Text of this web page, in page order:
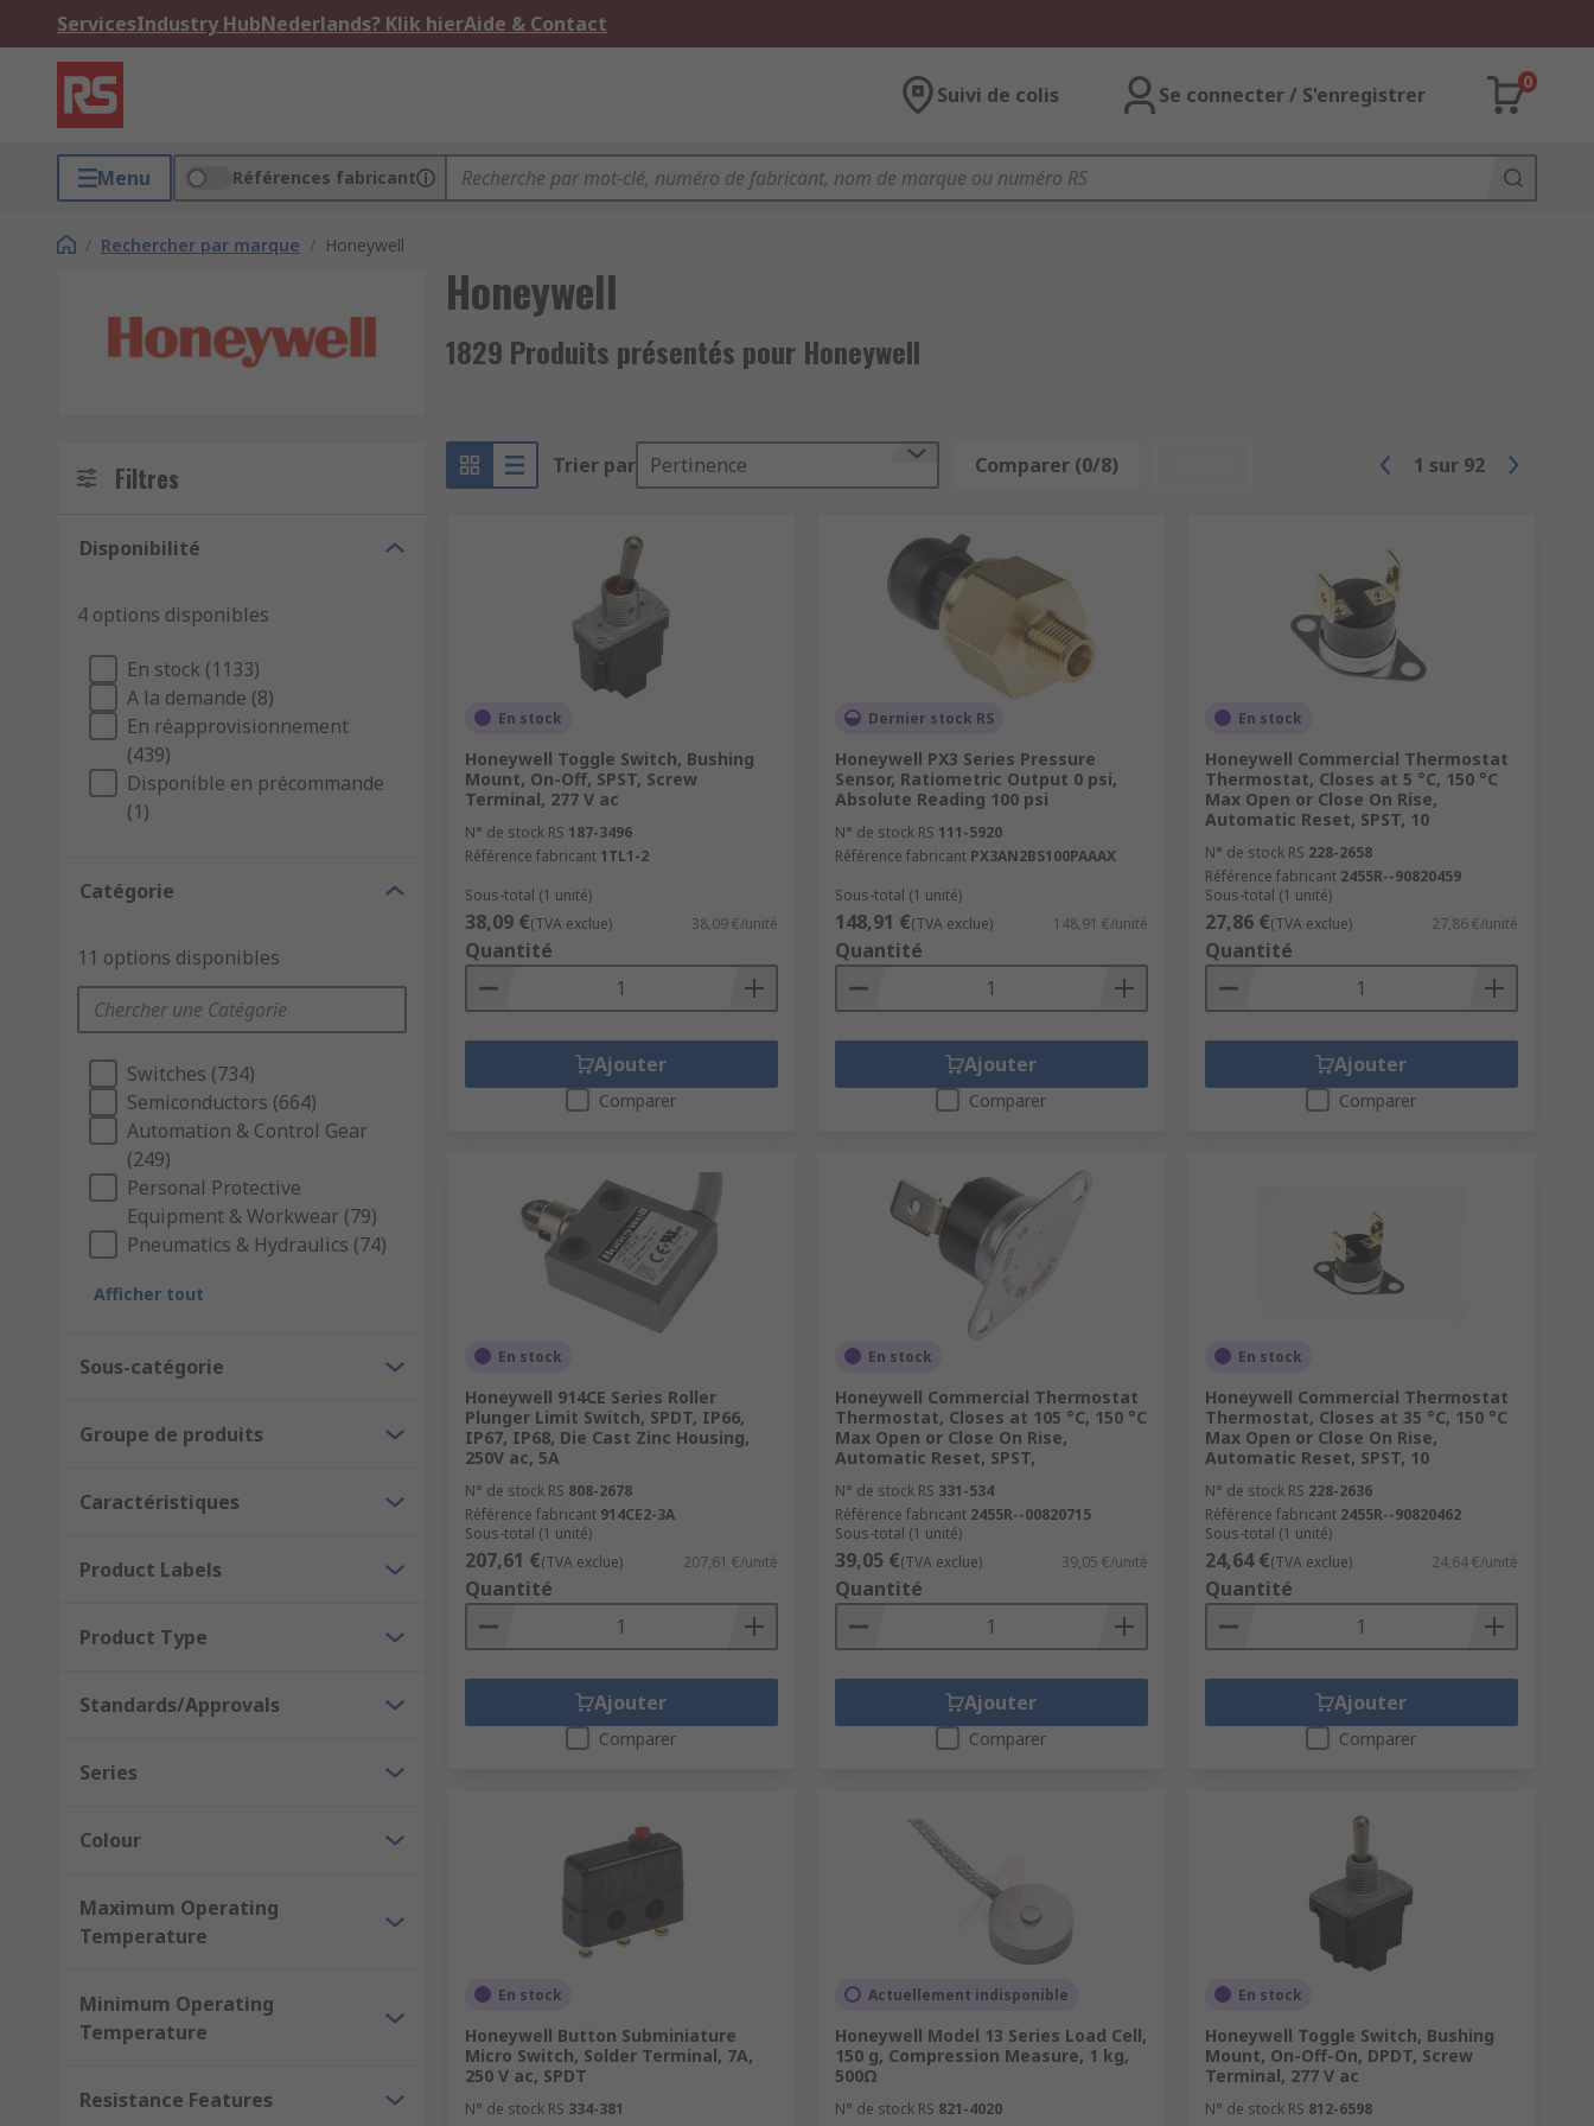
ServicesIndustry HubNederlands? Klik hierAide & Contact
Suivi de colis Se connecter / S'enregistrer
0
Menu Références fabricant
/ Rechercher par marque / Honeywell
Honeywell
1829 Produits présentés pour Honeywell
Filtres
Disponibilité
4 options disponibles
En stock (1133)
A la demande (8)
En réapprovisionnement
(439)
Disponible en précommande
(1)
Catégorie
11 options disponibles
Switches (734)
Semiconductors (664)
Automation & Control Gear
(249)
Personal Protective
Equipment & Workwear (79)
Pneumatics & Hydraulics (74)
Afficher tout
Sous-catégorie
Groupe de produits
Caractéristiques
Product Labels
Product Type
Standards/Approvals
Series
Colour
Maximum Operating
Temperature
Minimum Operating
Temperature
Resistance Features
Trier par Pertinence Comparer (0/8) 1 sur 92
En stock
Honeywell Toggle Switch, Bushing
Mount, On-Off, SPST, Screw
Terminal, 277 V ac
N° de stock RS 187-3496
Référence fabricant 1TL1-2
Sous-total (1 unité)
38,09 €(TVA exclue) 38,09 €/unité
Quantité
Ajouter
Comparer
Dernier stock RS
Honeywell PX3 Series Pressure
Sensor, Ratiometric Output 0 psi,
Absolute Reading 100 psi
N° de stock RS 111-5920
Référence fabricant PX3AN2BS100PAAAX
Sous-total (1 unité)
148,91 €(TVA exclue) 148,91 €/unité
Quantité
Ajouter
Comparer
En stock
Honeywell Commercial Thermostat
Thermostat, Closes at 5 °C, 150 °C
Max Open or Close On Rise,
Automatic Reset, SPST, 10
N° de stock RS 228-2658
Référence fabricant 2455R--90820459
Sous-total (1 unité)
27,86 €(TVA exclue) 27,86 €/unité
Quantité
Ajouter
Comparer
En stock
Honeywell 914CE Series Roller
Plunger Limit Switch, SPDT, IP66,
IP67, IP68, Die Cast Zinc Housing,
250V ac, 5A
N° de stock RS 808-2678
Référence fabricant 914CE2-3A
Sous-total (1 unité)
207,61 €(TVA exclue) 207,61 €/unité
Quantité
Ajouter
Comparer
En stock
Honeywell Commercial Thermostat
Thermostat, Closes at 105 °C, 150 °C
Max Open or Close On Rise,
Automatic Reset, SPST,
N° de stock RS 331-534
Référence fabricant 2455R--00820715
Sous-total (1 unité)
39,05 €(TVA exclue) 39,05 €/unité
Quantité
Ajouter
Comparer
En stock
Honeywell Commercial Thermostat
Thermostat, Closes at 35 °C, 150 °C
Max Open or Close On Rise,
Automatic Reset, SPST, 10
N° de stock RS 228-2636
Référence fabricant 2455R--90820462
Sous-total (1 unité)
24,64 €(TVA exclue) 24,64 €/unité
Quantité
Ajouter
Comparer
En stock
Honeywell Button Subminiature
Micro Switch, Solder Terminal, 7A,
250 V ac, SPDT
N° de stock RS 334-381
Actuellement indisponible
Honeywell Model 13 Series Load Cell,
150 g, Compression Measure, 1 kg,
500Ω
N° de stock RS 821-4020
En stock
Honeywell Toggle Switch, Bushing
Mount, On-Off-On, DPDT, Screw
Terminal, 277 V ac
N° de stock RS 812-6598